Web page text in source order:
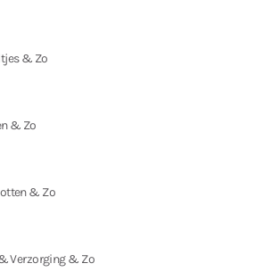
& Zo
& Zo
& Zo
Verzorging & Zo